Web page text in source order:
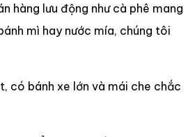
hàng lưu động như cà phê mang
mì hay nước mía, chúng tôi
có bánh xe lớn và mái che chắc